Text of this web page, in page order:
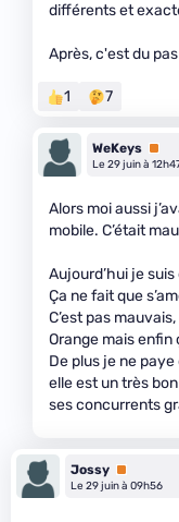
différents et
Après, c'est du
1 7
WeKeys
Le 29 juin à
Alors moi aussi
mobile. C’était
Aujourd’hui je
Ça ne fait que
C’est pas
Orange mais enfin
De plus je ne
elle est un très
ses concurrents
Jossy Premium
Le 29 juin à 09h56